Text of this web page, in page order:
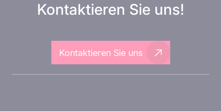
Kontaktieren Sie uns!
Kontaktieren Sie uns